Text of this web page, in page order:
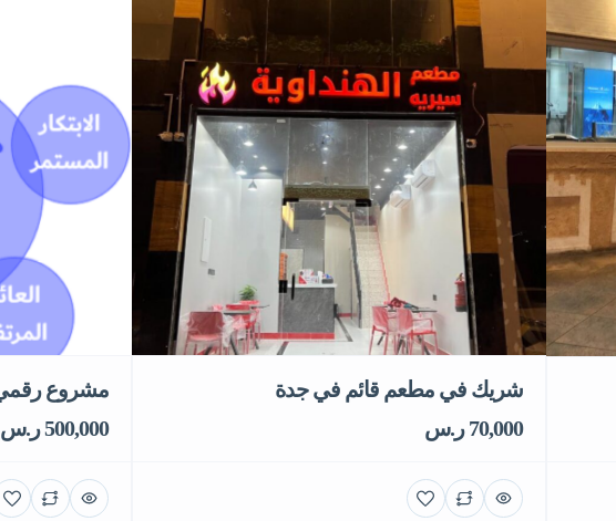
شريك في مطعم قائم في جدة
70,000 ر.س
مشروع رقمي
500,000 ر.س